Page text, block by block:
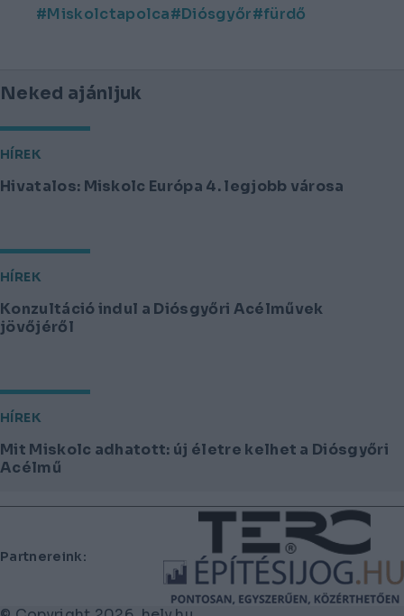
Miskolctapolca
Diósgyőr fürdő
Neked ajánljuk
HÍREK
Hivatalos: Miskolc Európa 4. legjobb városa
HÍREK
Konzultáció indul a Diósgyőri Acélművek
jövőjéről
HÍREK
Mit Miskolc adhatott: új életre kelhet a Diósgyőri
Acélmű
Lábléc
Partnereink: